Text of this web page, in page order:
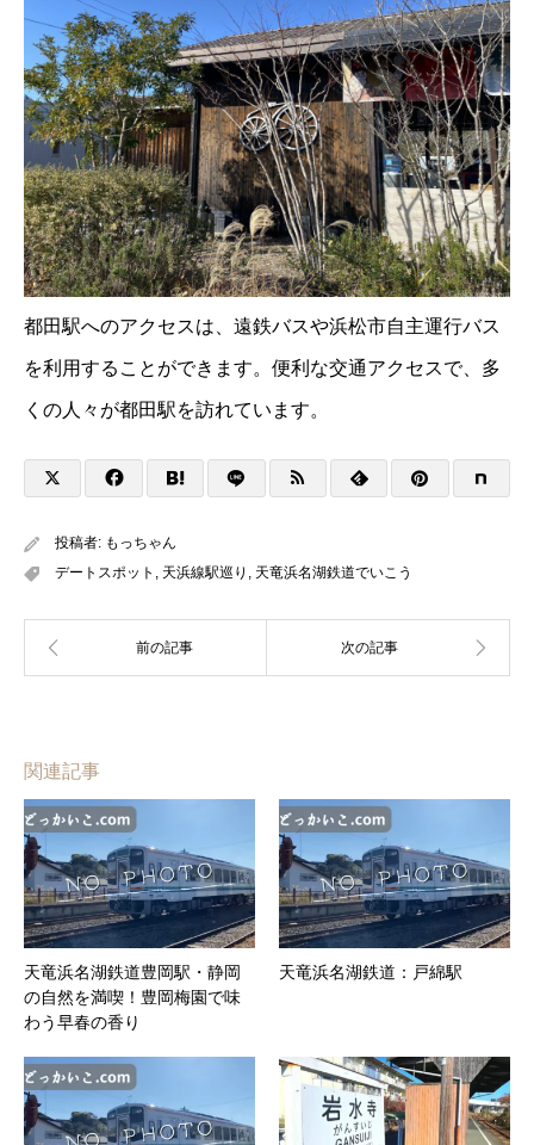
都田駅へのアクセスは、遠鉄バスや浜松市自主運行バス
を利用することができます。便利な交通アクセスで、多
くの人々が都田駅を訪れています。
投稿者: もっちゃん
デートスポット , 天浜線駅巡り , 天竜浜名湖鉄道でいこう
関連記事
天竜浜名湖鉄道豊岡駅・静岡
の自然を満喫！豊岡梅園で味
わう早春の香り
天竜浜名湖鉄道：戸綿駅